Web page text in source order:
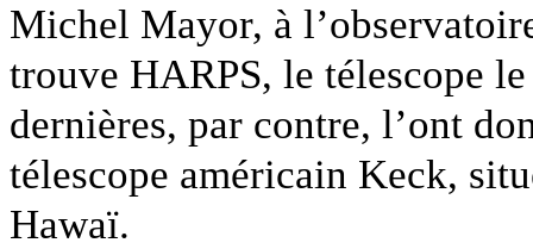
Michel Mayor, à
trouve HARPS, le télescope
dernières, par contre, l’ont
télescope américain Keck,
Hawaï.